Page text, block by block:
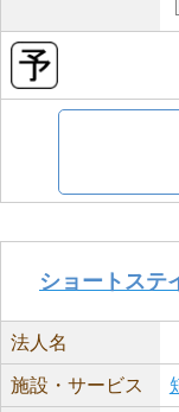
ショートス
法人名
施設・サービス